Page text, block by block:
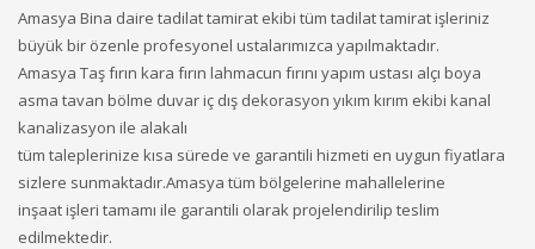
Amasya Bina daire tadilat tamirat ekibi tüm tadilat tamirat işleriniz
büyük bir özenle profesyonel ustalarımızca yapılmaktadır.
Amasya Taş fırın kara fırın lahmacun fırını yapım ustası alçı boya
asma tavan bölme duvar iç dış dekorasyon yıkım kırım ekibi kanal
kanalizasyon ile alakalı
tüm taleplerinize kısa sürede ve garantili hizmeti en uygun fiyatlara
sizlere sunmaktadır.Amasya tüm bölgelerine mahallelerine
inşaat işleri tamamı ile garantili olarak projelendirilip teslim
edilmektedir.